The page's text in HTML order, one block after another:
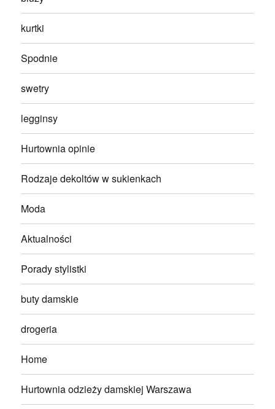
kurtki
Spodnie
swetry
legginsy
Hurtownia opinie
Rodzaje dekoltów w sukienkach
Moda
Aktualności
Porady stylistki
buty damskie
drogeria
Home
Hurtownia odzieży damskiej Warszawa